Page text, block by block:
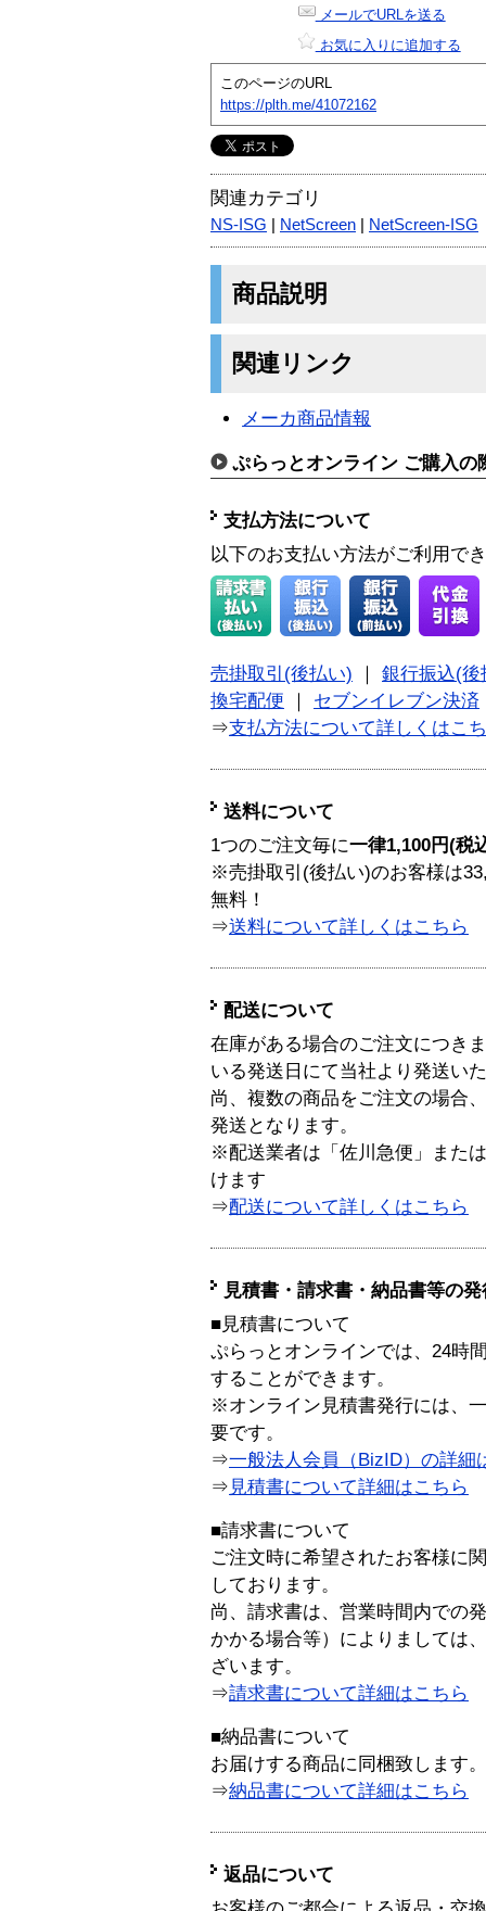
メールでURLを送る
お気に入りに追加する
このページのURL
https://plth.me/41072162
関連カテゴリ
NS-ISG NetScreen NetScreen-ISG
商品説明
関連リンク
メーカ商品情報
ぷらっとオンライン ご購入の
支払方法について
以下のお支払い方法がご利用で
売掛取引(後払い)
銀行振込(後
換宅配便
セブンイレブン決済
⇒支払方法について詳しくはこ
送料について
1つのご注文毎に一律1,100円(税
※売掛取引(後払い)のお客様は
無料！
⇒送料について詳しくはこちら
配送について
在庫がある場合のご注文につき
いる発送日にて当社より発送い
尚、複数の商品をご注文の場合
発送となります。
※配送業者は「佐川急便」また
けます
⇒配送について詳しくはこちら
見積書・請求書・納品書等の
■見積書について
ぷらっとオンラインでは、24時
することができます。
※オンライン見積書発行には、
要です。
⇒一般法人会員（BizID）の詳細
⇒ 見積書について詳細はこちら
■請求書について
ご注文時に希望されたお客様に
しております。
尚、請求書は、営業時間内での
かかる場合等）によりましては
ざいます。
⇒請求書について詳細はこちら
■納品書について
お届けする商品に同梱致します。
⇒納品書について詳細はこちら
返品について